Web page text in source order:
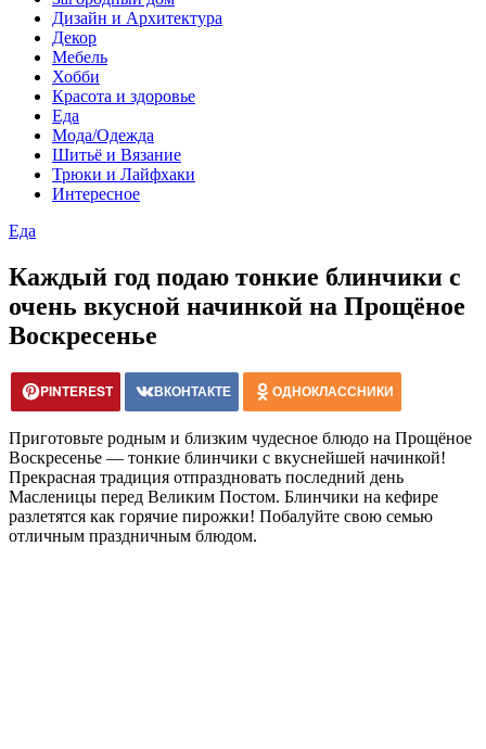
Дизайн и Архитектура
Декор
Мебель
Хобби
Красота и здоровье
Еда
Мода/Одежда
Шитьё и Вязание
Трюки и Лайфхаки
Интересное
Еда
Каждый год подаю тонкие блинчики с
очень вкусной начинкой на Прощёное
Воскресенье
PINTEREST ВКОНТАКТЕ ОДНОКЛАССНИКИ
Приготовьте родным и близким чудесное блюдо на Прощёное
Воскресенье — тонкие блинчики с вкуснейшей начинкой!
Прекрасная традиция отпраздновать последний день
Масленицы перед Великим Постом. Блинчики на кефире
разлетятся как горячие пирожки! Побалуйте свою семью
отличным праздничным блюдом.